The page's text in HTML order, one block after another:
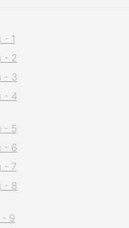
- 1
- 2
- 3
- 4
- 5
- 6
- 7
- 8
- 9